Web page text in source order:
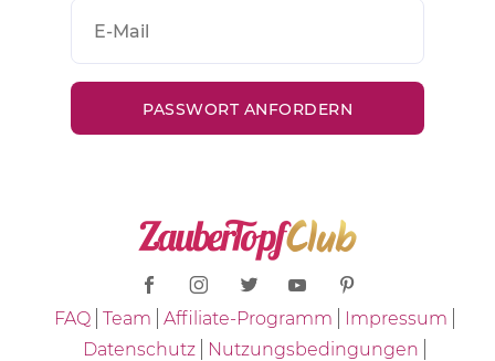
FAQ Team Affiliate-Programm
Impressum
Datenschutz
Nutzungsbedingungen